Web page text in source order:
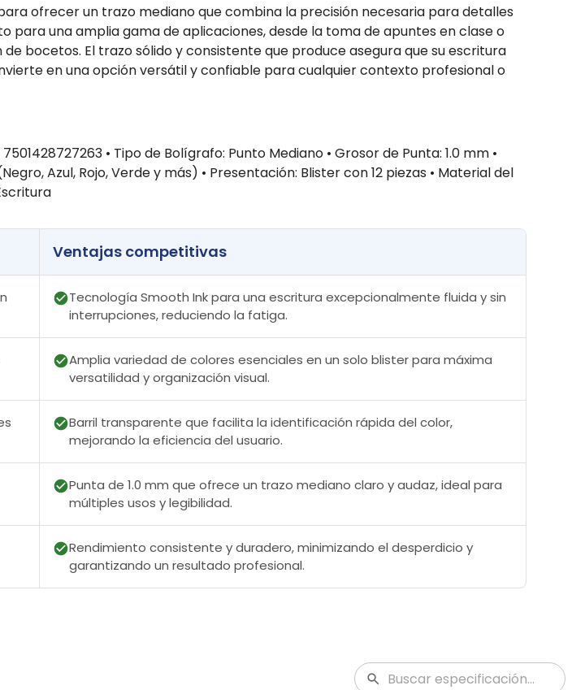
ofrecer un trazo mediano que combina la precisión necesaria para detalles
para una amplia gama de aplicaciones, desde la toma de apuntes en clase o
bocetos. El trazo sólido y consistente que produce asegura que su escritura
en una opción versátil y confiable para cualquier contexto profesional o
7501428727263 • Tipo de Bolígrafo: Punto Mediano • Grosor de Punta: 1.0 mm •
Azul, Rojo, Verde y más) • Presentación: Blister con 12 piezas • Material del
Ventajas competitivas
Tecnología Smooth Ink para una escritura excepcionalmente fluida y sin
interrupciones, reduciendo la fatiga.
Amplia variedad de colores esenciales en un solo blister para máxima
versatilidad y organización visual.
Barril transparente que facilita la identificación rápida del color,
mejorando la eficiencia del usuario.
Punta de 1.0 mm que ofrece un trazo mediano claro y audaz, ideal para
múltiples usos y legibilidad.
Rendimiento consistente y duradero, minimizando el desperdicio y
garantizando un resultado profesional.